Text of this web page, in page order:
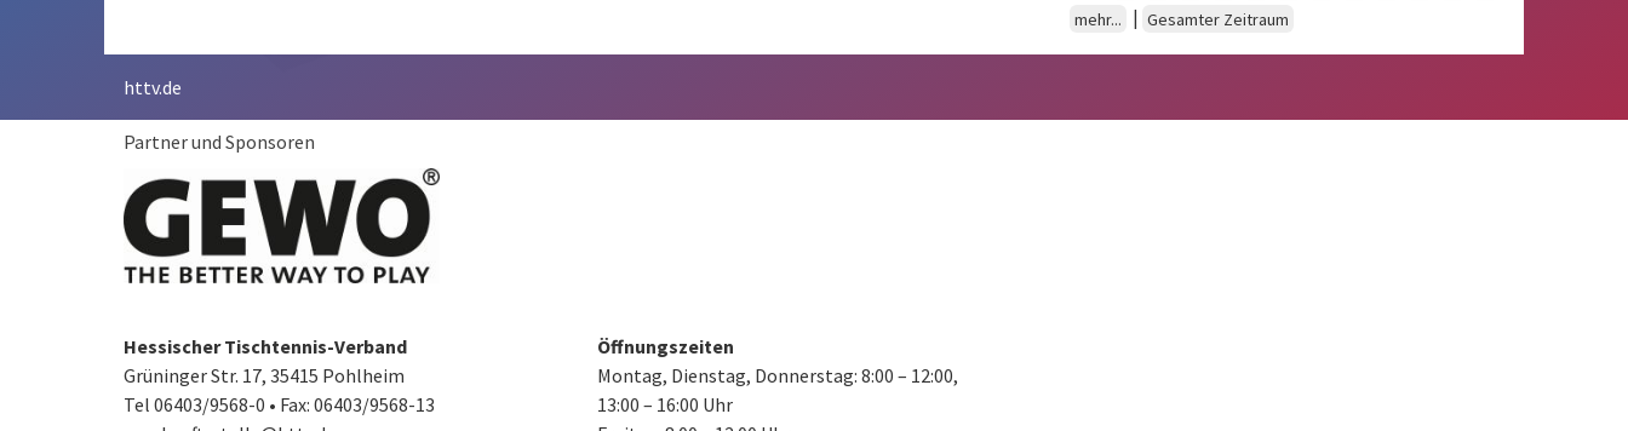
mehr...
| Gesamter Zeitraum
httv.de
Partner und Sponsoren
Hessischer Tischtennis-Verband
Grüninger Str. 17, 35415 Pohlheim
Tel 06403/9568-0 • Fax: 06403/9568-13
Öffnungszeiten
Montag, Dienstag, Donnerstag: 8:00 – 12:00,
13:00 – 16:00 Uhr